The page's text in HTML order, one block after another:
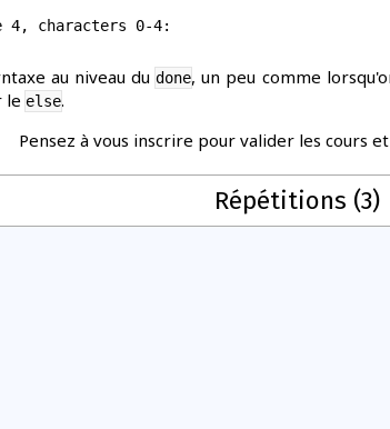
characters 0-4:
au niveau dudone, un peu comme
le else.
Pensez à vous inscrire pour valider les cours
Répétitions (3)